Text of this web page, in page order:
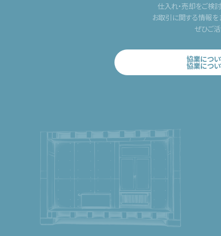
仕入れ・売却をご検
お取引に関する情報を
ぜひご
協業につい
協業につい